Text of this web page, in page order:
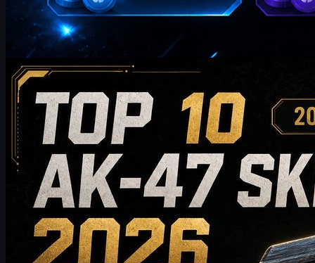
przezWilliam Miller
Counter-Strike 2maja 20, 2026
Top 10 skinów AK-47 wartych zakupu w 2026 roku:
od wyborów budżetowych po rekomendacje
kolekcjonerskie
Odkryj 10 najlepszych skinów AK-47 wartych zakupu w 2026 roku
– od przystępnych cenowo wyborów po ekskluzywne
propozycje dla kolekcjonerów. Ten przewodnik porównuje styl,
przedział cenowy, zużycie, wartość rynkową i wskazówki
dotyczące zakupu, aby pomóc graczom CS2 wybrać najlepszy
skin AK-47 do swojego ekwipunku.
maja 20, 2026